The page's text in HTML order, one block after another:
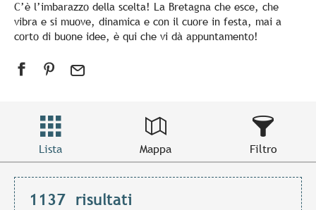
C’è l’imbarazzo della scelta! La Bretagna che esce, che
vibra e si muove, dinamica e con il cuore in festa, mai a
corto di buone idee, è qui che vi dà appuntamento!
Lista Mappa Filtro
1137 risultati